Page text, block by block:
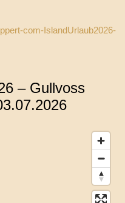
com-IslandUrlaub2026-
– Gullvoss